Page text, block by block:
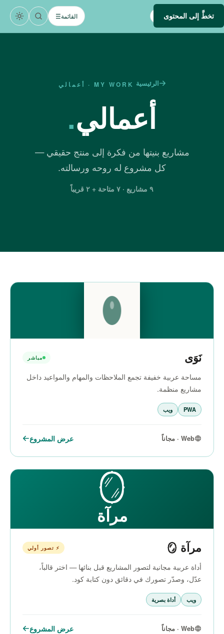
تخطَّ إلى المحتوى
DEV
devsamhan القائمة☰
الرئيسية MY WORK · أعمالي
أعمالي.
مشاريع بنيتها من فكرة إلى منتج حقيقي —
كل مشروع له روحه ورسالته.
٩ مشاريع · ٧ متاحة + ٢ قريباً
نَوَى مباشر
مساحة عربية خفيفة تجمع الملاحظات والمهام والمواعيد داخل
مشاريع منظمة.
PWA ويب
Web · مجاناً عرض المشروع
🪞
مرآة
مرآة 🪞 ⚡ تصور أولي
أداة عربية مجانية لتصور المشاريع قبل بنائها — اختر قالباً،
عدّل، وصدّر تصورك في دقائق دون كتابة كود.
ويب أداة بصرية
Web · مجاناً عرض المشروع